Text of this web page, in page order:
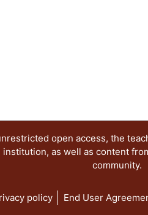
open access, the
as well as content
community.
policy End User